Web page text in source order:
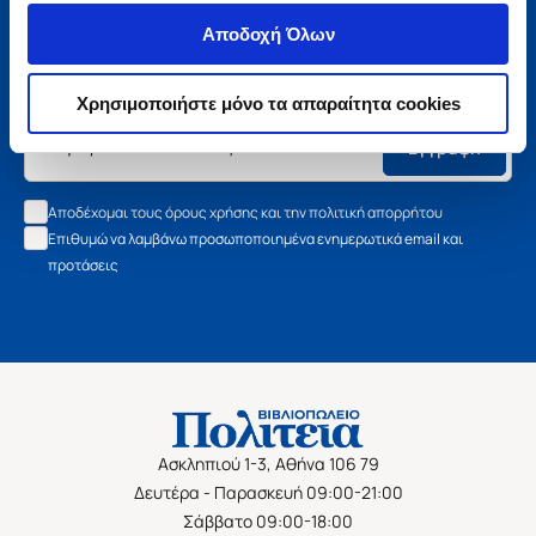
Αποδοχή Όλων
Χρησιμοποιήστε μόνο τα απαραίτητα cookies
Μάθετε τα νέα της Πολιτείας
Εγγραφείτε στο newsletter μας και μάθετε πρώτοι όλα τα
νέα βιβλία, τις εξαιρετικές τιμές και τις εκδηλώσεις μας.
Εγγραφή
Αποδέχομαι τους όρους χρήσης και την πολιτική απορρήτου
Επιθυμώ να λαμβάνω προσωποποιημένα ενημερωτικά email και
προτάσεις
Ασκληπιού 1-3, Αθήνα 106 79
Δευτέρα - Παρασκευή 09:00-21:00
Σάββατο 09:00-18:00